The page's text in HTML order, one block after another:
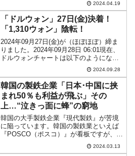
『Investing.com』より引用）。一時
「2,553」まで急下落したのですが、な
ん...
2024.04.19
「ドルウォン」27日(金)決着！
「1,310ウォン」陰転！
2024年09月27日(金)が（ほぼほぼ）締ま
りました。2024年09月28日 06:01現在、
ドルウォンチャートは以下のようになっ
ています（チャートは『Investing.com』
より引用：以下同）。結局、陰転して「1
ドル＝1,310ウォ...
2024.09.28
韓国の製鉄企業「日本･中国に挟
まれ50％も利益が飛ぶ」その
上…“泣きっ面に蜂”の窮地
韓国の大手製鉄企業『現代製鉄』が苦境
に陥っています。韓国の製鉄業といえば
『POSCO（ポスコ）』が看板ですが、
『現代製鉄』は韓国第2位の大企業です。
まず、同社は業績が大きく傾いていま
2024.03.13